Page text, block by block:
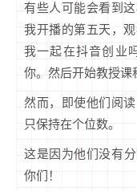
有些人可能会看到
我开播的第五天，
我一起在抖音创业
你。然后开始教授课
然而，即使他们阅
只保持在个位数。
这是因为他们没有
你们！